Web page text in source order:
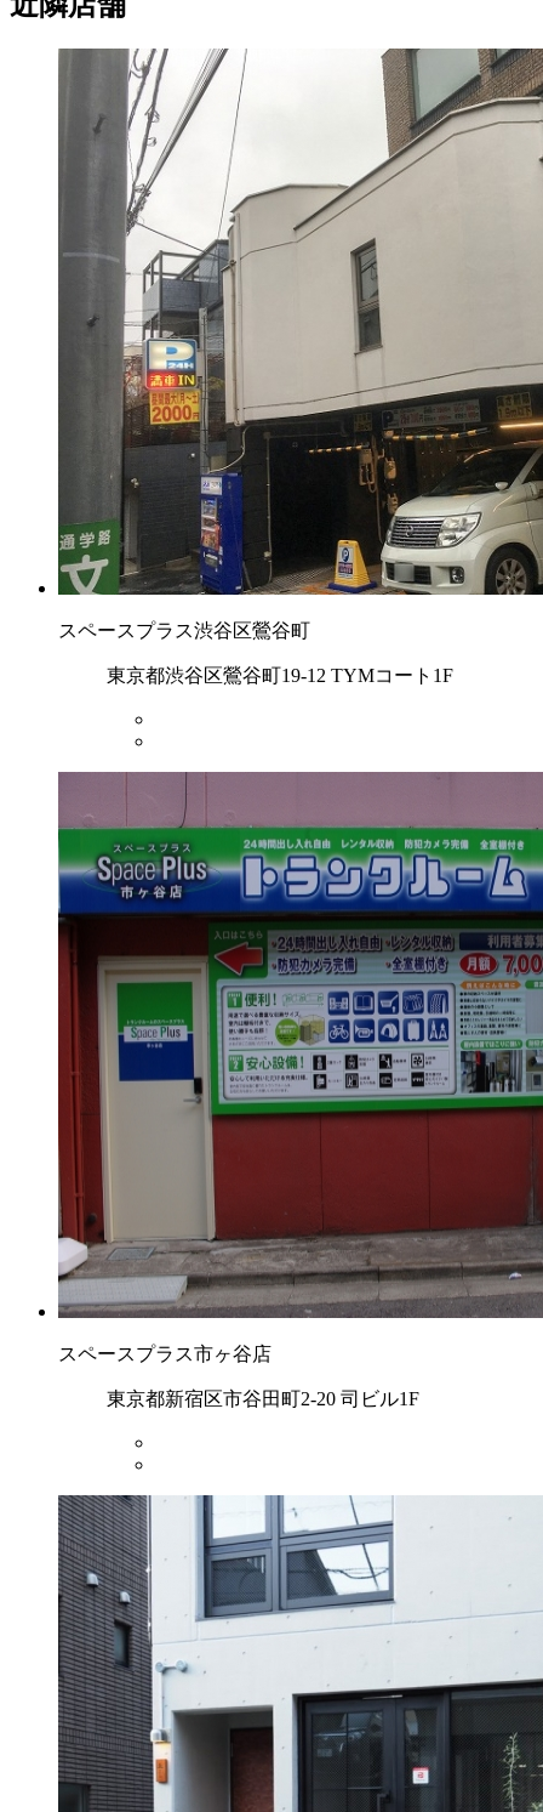
スペースプラス渋谷区鶯谷町
東京都渋谷区鶯谷町19-12 TYMコート1F
スペースプラス市ヶ谷店
東京都新宿区市谷田町2-20 司ビル1F